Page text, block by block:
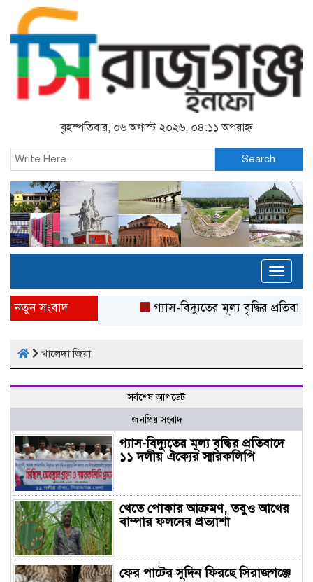
বৃহস্পতিবার, ০৬ অগাস্ট ২০২৬, ০৪:১১ অপরাহ্ন
Search
নতুন সংবাদ গ্যাস-বিদ্যুতের মূল্য বৃদ্ধির
খালেদা জিয়া
সর্বশেষ আপডেট
জনপ্রিয় সংবাদ
গ্যাস-বিদ্যুতের মূল্য বৃদ্ধির প্রতিবাদে
১১ দলীয় ঐক্যের স্মারকলিপি
খেতে পোকার আক্রমণ, তবুও আখের
বাম্পার ফলনের প্রত্যাশা
ফের পাটের সুদিন ফিরছে সিরাজগঞ্জে